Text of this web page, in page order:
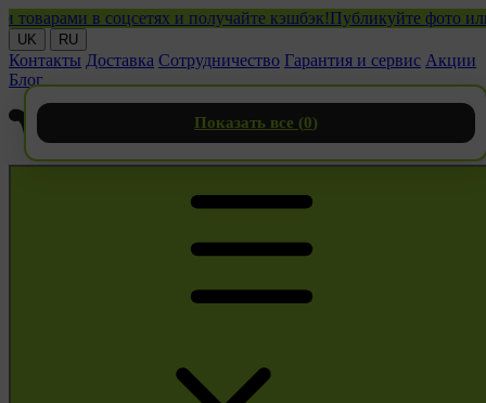
в соцсетях и получайте кэшбэк!Публикуйте фото или
UK RU
Контакты Доставка Сотрудничество Гарантия и сервис Акции
Блог
Показать все (0)